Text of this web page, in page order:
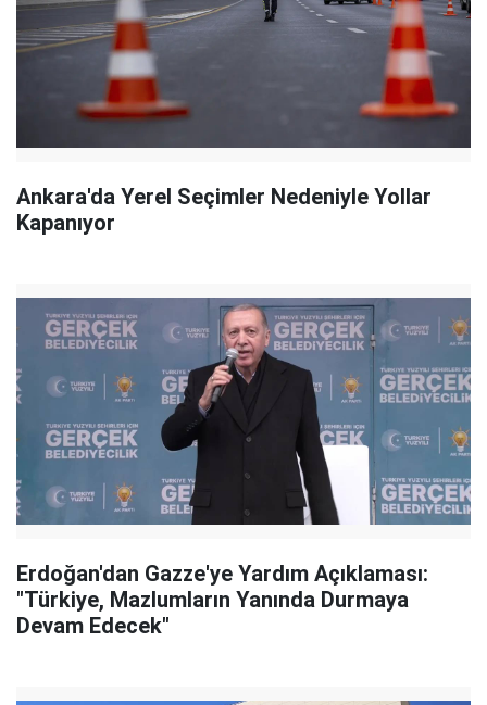
Ankara'da Yerel Seçimler Nedeniyle Yollar
Kapanıyor
Erdoğan'dan Gazze'ye Yardım Açıklaması:
"Türkiye, Mazlumların Yanında Durmaya
Devam Edecek"